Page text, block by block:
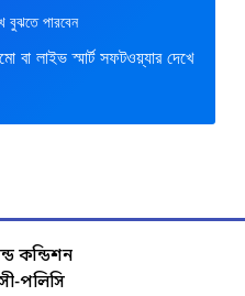
বুঝতে পারবেন
লাইভ স্মার্ট সফটওয়্যার দেখে
কন্ডিশন
পলিসি